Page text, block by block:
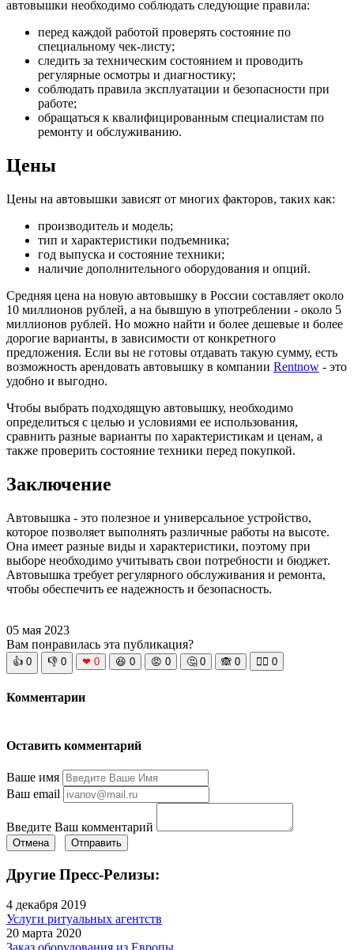
автовышки необходимо соблюдать следующие правила:
перед каждой работой проверять состояние по
специальному чек-листу;
следить за техническим состоянием и проводить
регулярные осмотры и диагностику;
соблюдать правила эксплуатации и безопасности при
работе;
обращаться к квалифицированным специалистам по
ремонту и обслуживанию.
Цены
Цены на автовышки зависят от многих факторов, таких как:
производитель и модель;
тип и характеристики подъемника;
год выпуска и состояние техники;
наличие дополнительного оборудования и опций.
Средняя цена на новую автовышку в России составляет около
10 миллионов рублей, а на бывшую в употреблении - около 5
миллионов рублей. Но можно найти и более дешевые и более
дорогие варианты, в зависимости от конкретного
предложения. Если вы не готовы отдавать такую сумму, есть
возможность арендовать автовышку в компании Rentnow - это
удобно и выгодно.
Чтобы выбрать подходящую автовышку, необходимо
определиться с целью и условиями ее использования,
сравнить разные варианты по характеристикам и ценам, а
также проверить состояние техники перед покупкой.
Заключение
Автовышка - это полезное и универсальное устройство,
которое позволяет выполнять различные работы на высоте.
Она имеет разные виды и характеристики, поэтому при
выборе необходимо учитывать свои потребности и бюджет.
Автовышка требует регулярного обслуживания и ремонта,
чтобы обеспечить ее надежность и безопасность.
05 мая 2023
Вам понравилась эта публикация?
👍 0 👎 0 ❤ 0 😆 0 😡 0 🤔 0 🙈 0 🧘‍♀️ 0
Комментарии
Оставить комментарий
Ваше имя
Ваш email
Введите Ваш комментарий
Отмена Отправить
Другие Пресс-Релизы:
4 декабря 2019
Услуги ритуальных агентств
20 марта 2020